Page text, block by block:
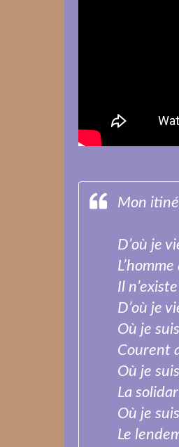
Mon
D’où je
Il
D’où je
Où je
Courent
Où je
La
Où je
Le